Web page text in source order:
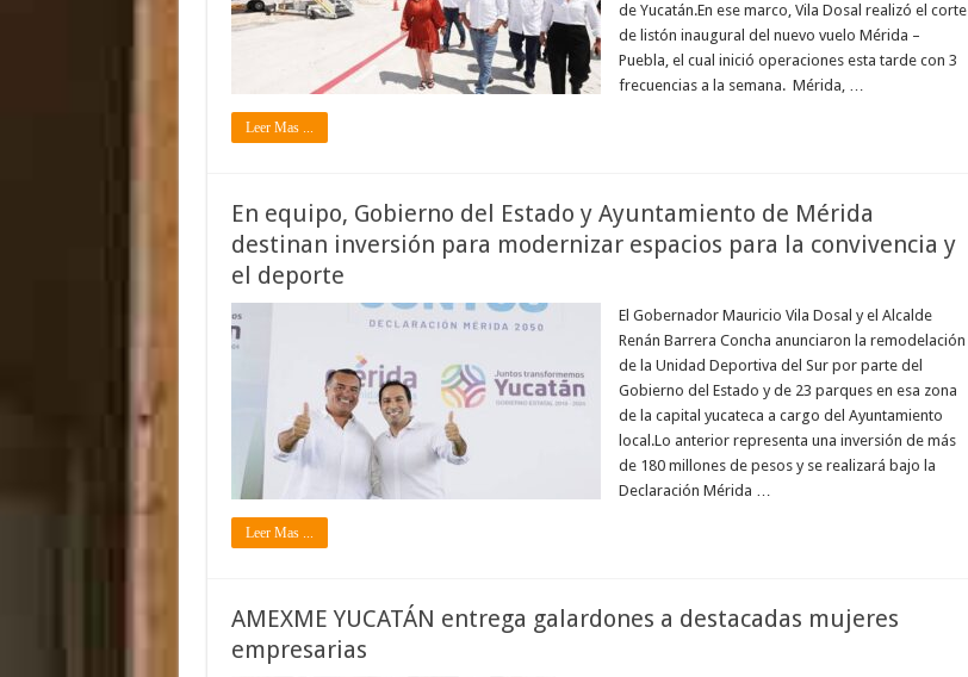
de Yucatán.En ese marco, Vila Dosal realizó el corte
de listón inaugural del nuevo vuelo Mérida –
Puebla, el cual inició operaciones esta tarde con 3
frecuencias a la semana. Mérida, …
Leer Mas ...
En equipo, Gobierno del Estado y Ayuntamiento de Mérida
destinan inversión para modernizar espacios para la convivencia y
el deporte
El Gobernador Mauricio Vila Dosal y el Alcalde
Renán Barrera Concha anunciaron la remodelación
de la Unidad Deportiva del Sur por parte del
Gobierno del Estado y de 23 parques en esa zona
de la capital yucateca a cargo del Ayuntamiento
local.Lo anterior representa una inversión de más
de 180 millones de pesos y se realizará bajo la
Declaración Mérida …
Leer Mas ...
AMEXME YUCATÁN entrega galardones a destacadas mujeres
empresarias